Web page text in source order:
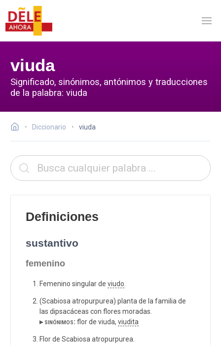
viuda
Significado, sinónimos, antónimos y traducciones
de la palabra: viuda
Diccionario viuda
Definiciones
sustantivo
femenino
Femenino singular de viudo
(Scabiosa atropurpurea) planta de la familia de
las dipsacáceas con flores moradas.
▸ sinónimos: flor de viuda, viudita
Flor de Scabiosa atropurpurea.